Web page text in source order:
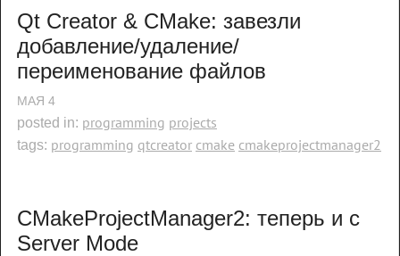
Qt Creator & CMake: завезли
добавление/удаление/
переименование файлов
МАЯ 4
posted in: programming projects
tags: programming qtcreator cmake cmakeprojectmanager2
CMakeProjectManager2: теперь и с
Server Mode